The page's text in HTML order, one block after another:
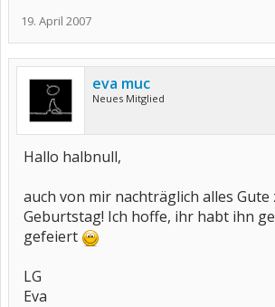
19. April 2007
eva muc
Neues Mitglied
Hallo halbnull,
auch von mir nachträglich alles Gute
Geburtstag! Ich hoffe, ihr habt ihn
gefeiert
LG
Eva